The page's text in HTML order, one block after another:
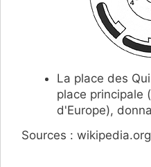
La place des
place principale
d'Europe),
Sources :